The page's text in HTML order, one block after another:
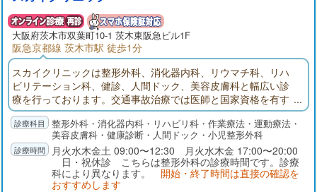
大阪府茨木市双葉町10-1 茨木東阪急ビル1F
阪急京都線 茨木市駅 徒歩1分
スカイクリニックは整形外科、消化器内科、リウマチ科、リハ
ビリテーション科、健診、人間ドック、美容皮膚科と幅広い診
療を行っております。交通事故治療では医師と国家資格を有す
るスタッフが連携し専門的な治療を行います。近年増えている
消化器系がんの早期発見にも力を入れており、最新の機器を用
いた内視鏡検査を行っています。当院は阪急茨木市駅徒歩すぐ
の立地にあり、お仕事や学業で忙しい方にも通いやすい環境で
整形外科・消化器内科・リハビリ科・作業療法・運動療法・
美容皮膚科・健康診断・人間ドック・小児整形外科
月火水木金土 09:00〜12:30 月火水木金 17:00〜20:00
日・祝休診 こちらは整形外科の診療時間です。診療
科により異なります。 開始・終了時間は直接の確認を
おすすめします